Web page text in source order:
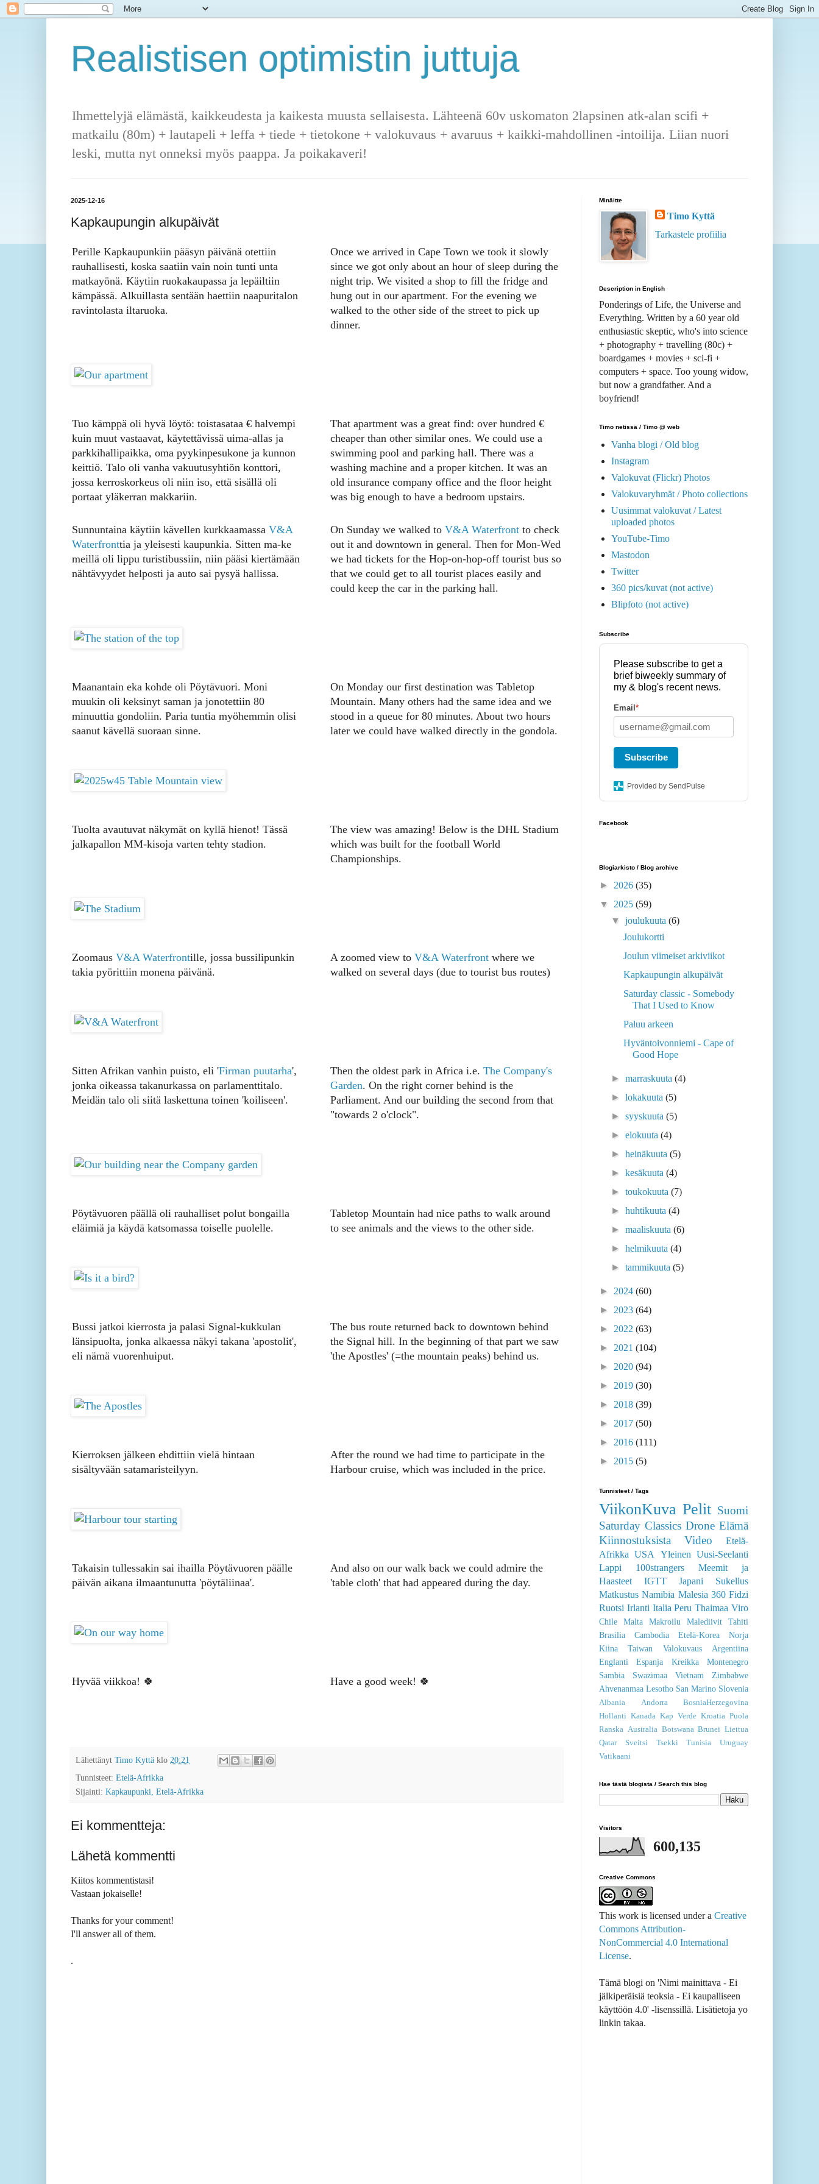
Realistisen optimistin juttuja
Ihmettelyjä elämästä, kaikkeudesta ja kaikesta muusta sellaisesta. Lähteenä 60v uskomaton 2lapsinen atk-alan scifi +
matkailu (80m) + lautapeli + leffa + tiede + tietokone + valokuvaus + avaruus + kaikki-mahdollinen -intoilija. Liian nuori
leski, mutta nyt onneksi myös paappa. Ja poikakaveri!
2025-12-16
Kapkaupungin alkupäivät
Perille Kapkaupunkiin pääsyn päivänä otettiin
rauhallisesti, koska saatiin vain noin tunti unta
matkayönä. Käytiin ruokakaupassa ja lepäiltiin
kämpässä. Alkuillasta sentään haettiin naapuritalon
ravintolasta iltaruoka.
Once we arrived in Cape Town we took it slowly
since we got only about an hour of sleep during the
night trip. We visited a shop to fill the fridge and
hung out in our apartment. For the evening we
walked to the other side of the street to pick up
dinner.
Tuo kämppä oli hyvä löytö: toistasataa € halvempi
kuin muut vastaavat, käytettävissä uima-allas ja
parkkihallipaikka, oma pyykinpesukone ja kunnon
keittiö. Talo oli vanha vakuutusyhtiön konttori,
jossa kerroskorkeus oli niin iso, että sisällä oli
portaat yläkerran makkariin.
That apartment was a great find: over hundred €
cheaper than other similar ones. We could use a
swimming pool and parking hall. There was a
washing machine and a proper kitchen. It was an
old insurance company office and the floor height
was big enough to have a bedroom upstairs.
Sunnuntaina käytiin kävellen kurkkaamassa V&A
Waterfronttia ja yleisesti kaupunkia. Sitten ma-ke
meillä oli lippu turistibussiin, niin pääsi kiertämään
nähtävyydet helposti ja auto sai pysyä hallissa.
On Sunday we walked to V&A Waterfrontto check
out it and downtown in general. Then for Mon-Wed
we had tickets for the Hop-on-hop-off tourist bus so
that we could get to all tourist places easily and
could keep the car in the parking hall.
Maanantain eka kohde oli Pöytävuori. Moni
muukin oli keksinyt saman ja jonotettiin 80
minuuttia gondoliin. Paria tuntia myöhemmin olisi
saanut kävellä suoraan sinne.
On Monday our first destination was Tabletop
Mountain. Many others had the same idea and we
stood in a queue for 80 minutes. About two hours
later we could have walked directly in the gondola.
Tuolta avautuvat näkymät on kyllä hienot! Tässä
jalkapallon MM-kisoja varten tehty stadion.
The view was amazing! Below is the DHL Stadium
which was built for the football World
Championships.
Zoomaus V&A Waterfrontille, jossa bussilipunkin
takia pyörittiin monena päivänä.
A zoomed view to V&A Waterfrontwhere we
walked on several days (due to tourist bus routes)
Sitten Afrikan vanhin puisto, eli 'Firman puutarha',
jonka oikeassa takanurkassa on parlamenttitalo.
Meidän talo oli siitä laskettuna toinen 'koiliseen'.
Then the oldest park in Africa i.e. The Company's
Garden. On the right corner behind is the
Parliament. And our building the second from that
"towards 2 o'clock".
Pöytävuoren päällä oli rauhalliset polut bongailla
eläimiä ja käydä katsomassa toiselle puolelle.
Tabletop Mountain had nice paths to walk around
to see animals and the views to the other side.
Bussi jatkoi kierrosta ja palasi Signal-kukkulan
länsipuolta, jonka alkaessa näkyi takana 'apostolit',
eli nämä vuorenhuiput.
The bus route returned back to downtown behind
the Signal hill. In the beginning of that part we saw
'the Apostles' (=the mountain peaks) behind us.
Kierroksen jälkeen ehdittiin vielä hintaan
sisältyvään satamaristeilyyn.
After the round we had time to participate in the
Harbour cruise, which was included in the price.
Takaisin tullessakin sai ihailla Pöytävuoren päälle
päivän aikana ilmaantunutta 'pöytäliinaa'.
And also on our walk back we could admire the
'table cloth' that had appeared during the day.
Hyvää viikkoa! 🍀 Have a good week! 🍀
Lähettänyt Timo Kyttä klo 20:21
Tunnisteet: Etelä-Afrikka
Sijainti: Kapkaupunki, Etelä-Afrikka
Ei kommentteja:
Lähetä kommentti
Kiitos kommentistasi!
Vastaan jokaiselle!
Thanks for your comment!
I'll answer all of them.
.
Minäitte
Timo Kyttä
Tarkastele profiilia
Description in English
Ponderings of Life, the Universe and
Everything. Written by a 60 year old
enthusiastic skeptic, who's into science
+ photography + travelling (80c) +
boardgames + movies + sci-fi +
computers + space. Too young widow,
but now a grandfather. And a
boyfriend!
Timo netissä / Timo @ web
Vanha blogi / Old blog
Instagram
Valokuvat (Flickr) Photos
Valokuvaryhmät / Photo collections
Uusimmat valokuvat / Latest
uploaded photos
YouTube-Timo
Mastodon
Twitter
360 pics/kuvat (not active)
Blipfoto (not active)
Subscribe
Please subscribe to get a
brief biweekly summary of
my & blog's recent news.
Email *
Subscribe
Provided by SendPulse
Facebook
Blogiarkisto / Blog archive
► 2026 (35)
▼ 2025 (59)
▼joulukuuta(6)
Joulukortti
Joulun viimeiset arkiviikot
Kapkaupungin alkupäivät
Saturday classic - Somebody
That I Used to Know
Paluu arkeen
Hyväntoivonniemi - Cape of
Good Hope
►marraskuuta(4)
►lokakuuta(5)
►syyskuuta(5)
►elokuuta(4)
►heinäkuuta(5)
►kesäkuuta(4)
►toukokuuta(7)
►huhtikuuta(4)
►maaliskuuta(6)
►helmikuuta(4)
►tammikuuta(5)
► 2024 (60)
► 2023 (64)
► 2022 (63)
► 2021 (104)
► 2020 (94)
► 2019 (30)
► 2018 (39)
► 2017 (50)
► 2016 (111)
► 2015 (5)
Tunnisteet / Tags
ViikonKuva Pelit Suomi
Saturday Classics Drone Elämä
Kiinnostuksista
Video
Etelä-
Afrikka
USA Yleinen Uusi-Seelanti
Lappi
100strangers
Meemit ja
Haasteet
IGTT Japani
Sukellus
Matkustus Namibia Malesia 360 Fidzi
Ruotsi Irlanti Italia Peru Thaimaa Viro
Chile Malta Makroilu Malediivit
Tahiti
Brasilia
Cambodia Etelä-Korea
Norja
Kiina
Taiwan Valokuvaus
Argentiina
Englanti
Espanja Kreikka
Montenegro
Sambia
Swazimaa Vietnam
Zimbabwe
Ahvenanmaa Lesotho San Marino Slovenia
Albania Andorra
BosniaHerzegovina
Hollanti Kanada Kap Verde Kroatia Puola
Ranska Australia Botswana Brunei Liettua
Qatar
Sveitsi Tsekki Tunisia
Uruguay
Vatikaani
Hae tästä blogista / Search this blog
Visitors
600,135
Creative Commons
This work is licensed under a Creative
Commons Attribution-
NonCommercial 4.0 International
License.
Tämä blogi on 'Nimi mainittava - Ei
jälkiperäisiä teoksia - Ei kaupalliseen
käyttöön 4.0' -lisenssillä. Lisätietoja yo
linkin takaa.